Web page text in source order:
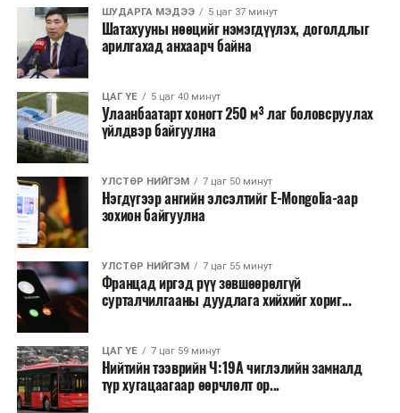
Урьдчилан төлөвлөсөн төрийн өндөр албан
тушаалтны томилолтоос бусад гадаад
томилолт, гадаадын зочин хүлээн авах зардал;
Зайлшгүй шаардлагагүй тоног төхөөрөмж,
тавилга, автомашин худалдан авах;
Батлан хамгаалах, хууль зүйн салбараас бусад
сургалт, дадлага;
Хуулиар заавал мэдээлэхээс бусад кино,
контент, хэвлэлийн зардал;
Заавал олгохоос бусад тэтгэмж, урамшуулал.
Санхүүгийн хэмнэлтийн горимыг 2026 оны
арванхоёрдугаар сарын 31 хүртэл мөрдөнө. Харин
эрүүл мэндийн салбар уг хэмнэлтийн горимд
хамрагдахгүй бөгөөд цэцэрлэг, сургуулийн хүүхдийн
эрт илрүүлэг, вакцинжуулалт, томуу, томуу төст
өвчний эсрэг арга хэмжээ зэрэг зайлшгүй
шаардлагатай ажлууд төлөвлөгөөний дагуу
ШУДАРГА МЭДЭЭ 5 цаг 37 минут
Шатахууны нөөцийг нэмэгдүүлэх, доголдлыг
арилгахад анхаарч байна
ЦАГ ҮЕ 5 цаг 40 минут
Улаанбаатарт хоногт 250 м³ лаг боловсруулах
үйлдвэр байгуулна
УЛСТӨР НИЙГЭМ 7 цаг 50 минут
Нэгдүгээр ангийн элсэлтийг E-Mongolia-аар
зохион байгуулна
УЛСТӨР НИЙГЭМ 7 цаг 55 минут
Францад иргэд рүү зөвшөөрөлгүй
сурталчилгааны дуудлага хийхийг хориг...
ЦАГ ҮЕ 7 цаг 59 минут
Нийтийн тээврийн Ч:19А чиглэлийн замналд
түр хугацаагаар өөрчлөлт ор...